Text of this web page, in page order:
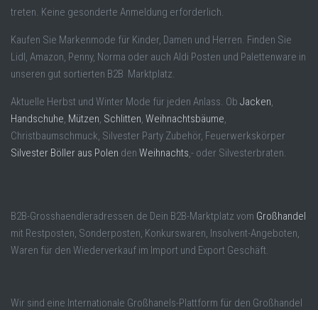
treten. Keine gesonderte Anmeldung erforderlich.
Kaufen Sie Markenmode für Kinder, Damen und Herren. Finden Sie
Lidl, Amazon, Penny, Norma oder auch Aldi Posten und Palettenware in
unseren gut sortierten B2B Marktplatz.
Aktuelle Herbst und Winter Mode für jeden Anlass. Ob Jacken,
Handschuhe, Mützen, Schlitten, Weihnachtsbäume,
Christbaumschmuck, Silvester Party Zubehör, Feuerwerkskörper
Silvester Böller aus Polen den Weihnachts,- oder Silvesterbraten.
B2B-Grosshaendleradressen.de Dein B2B-Marktplatz vom Großhandel
mit Restposten, Sonderposten, Konkurswaren, Insolvent-Angeboten,
Waren für den Wiederverkauf im Import und Export Geschäft.
Wir sind eine Internationale Großhanels-Plattform für den Großhandel